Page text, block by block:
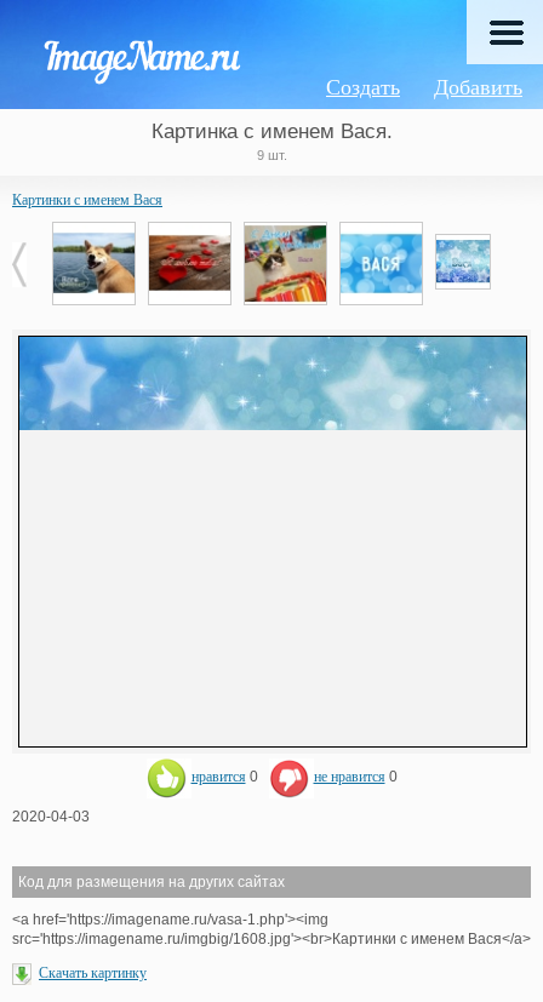
Добавить
Создать
Картинка с именем Вася.
9 шт.
Картинки с именем Вася
нравится 0 не нравится 0
2020-04-03
Код для размещения на других сайтах
<a href='https://imagename.ru/vasa-1.php'><img
src='https://imagename.ru/imgbig/1608.jpg'><br>Картинки с именем Вася</a>
Скачать картинку